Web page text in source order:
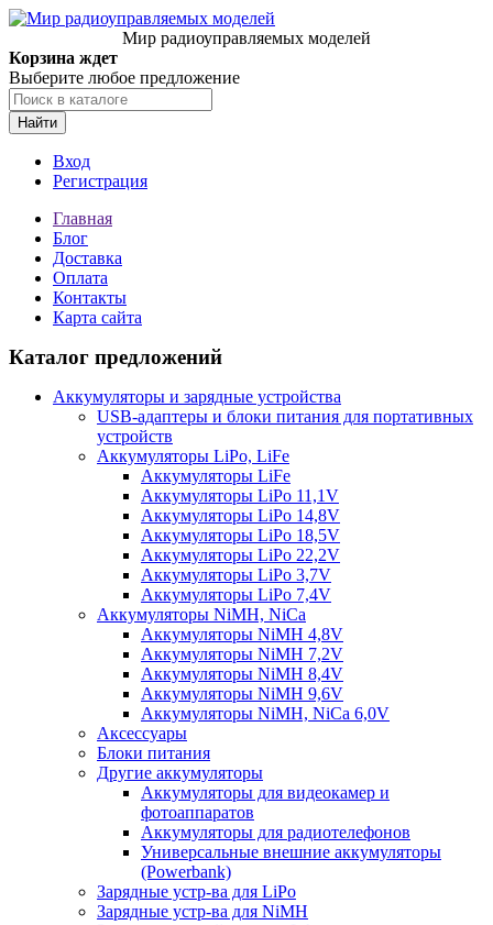
Мир радиоуправляемых моделей
Корзина ждет
Выберите любое предложение
Найти
Вход
Регистрация
Главная
Блог
Доставка
Оплата
Контакты
Карта сайта
Каталог предложений
Аккумуляторы и зарядные устройства
USB-адаптеры и блоки питания для портативных
устройств
Аккумуляторы LiPo, LiFe
Аккумуляторы LiFe
Аккумуляторы LiPo 11,1V
Аккумуляторы LiPo 14,8V
Аккумуляторы LiPo 18,5V
Аккумуляторы LiPo 22,2V
Аккумуляторы LiPo 3,7V
Аккумуляторы LiPo 7,4V
Аккумуляторы NiMH, NiCa
Аккумуляторы NiMH 4,8V
Аккумуляторы NiMH 7,2V
Аккумуляторы NiMH 8,4V
Аккумуляторы NiMH 9,6V
Аккумуляторы NiMH, NiCa 6,0V
Аксессуары
Блоки питания
Другие аккумуляторы
Аккумуляторы для видеокамер и
фотоаппаратов
Аккумуляторы для радиотелефонов
Универсальные внешние аккумуляторы
(Powerbank)
Зарядные устр-ва для LiPo
Зарядные устр-ва для NiMH